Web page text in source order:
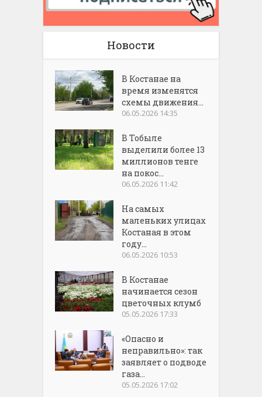
Новости
В Костанае на
время изменятся
схемы движения...
06.05.2026 14:35
В Тобыле
выделили более 13
миллионов тенге
на покос...
06.05.2026 11:42
На самых
маленьких улицах
Костаная в этом
году...
06.05.2026 10:53
В Костанае
начинается сезон
цветочных клумб
05.05.2026 17:33
«Опасно и
неправильно»: так
заявляет о подводе
газа...
05.05.2026 17:02